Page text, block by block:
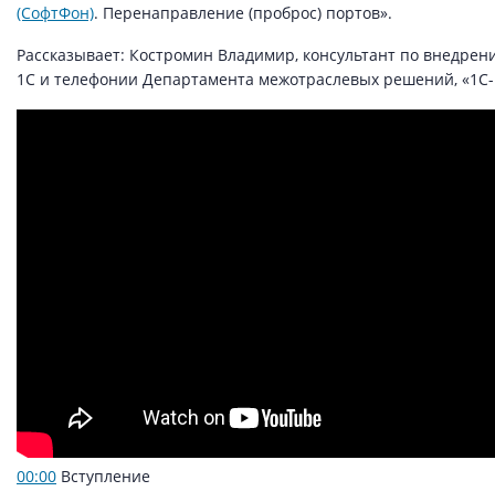
(СофтФон). Перенаправление (проброс) портов».
Рассказывает: Костромин Владимир, консультант по
1С и телефонии Департамента межотраслевых решений, «1С-
00:00 Вступление